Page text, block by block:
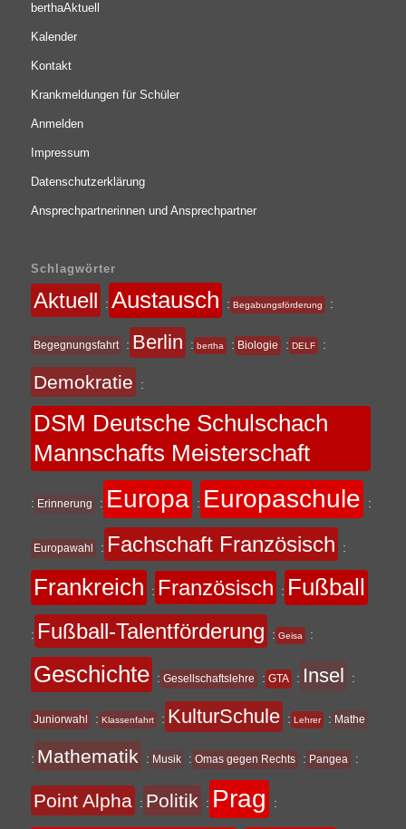
berthaAktuell
Kalender
Kontakt
Krankmeldungen für Schüler
Anmelden
Impressum
Datenschutzerklärung
Ansprechpartnerinnen und Ansprechpartner
Schlagwörter
Aktuell : Austausch : Begabungsförderung :
Begegnungsfahrt : Berlin : bertha : Biologie : DELF :
Demokratie :
DSM Deutsche Schulschach
Mannschafts Meisterschaft
: Erinnerung : Europa : Europaschule :
Europawahl : Fachschaft Französisch :
Frankreich : Französisch : Fußball
: Fußball-Talentförderung : Geisa :
Geschichte : Gesellschaftslehre : GTA : Insel :
Juniorwahl : Klassenfahrt : KulturSchule : Lehrer : Mathe
: Mathematik : Musik : Omas gegen Rechts : Pangea :
Point Alpha : Politik : Prag :